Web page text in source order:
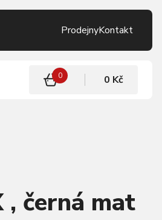
ProdejnyKontakt
0 0 Kč
, černá mat